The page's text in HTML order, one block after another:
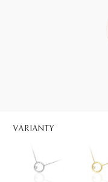
VARIANTY